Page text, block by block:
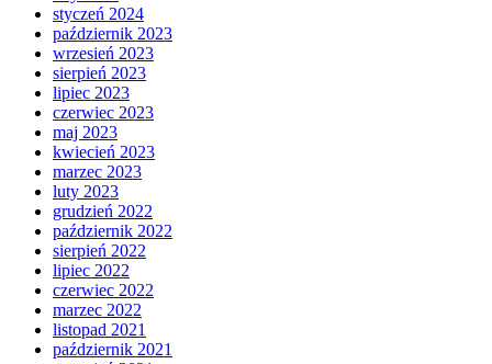
styczeń 2024
październik 2023
wrzesień 2023
sierpień 2023
lipiec 2023
czerwiec 2023
maj 2023
kwiecień 2023
marzec 2023
luty 2023
grudzień 2022
październik 2022
sierpień 2022
lipiec 2022
czerwiec 2022
marzec 2022
listopad 2021
październik 2021